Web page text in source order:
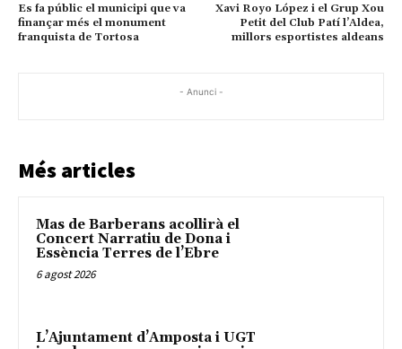
Es fa públic el municipi que va
finançar més el monument
franquista de Tortosa
Xavi Royo López i el Grup Xou
Petit del Club Patí l’Aldea,
millors esportistes aldeans
- Anunci -
Més articles
Mas de Barberans acollirà el
Concert Narratiu de Dona i
Essència Terres de l’Ebre
6 agost 2026
L’Ajuntament d’Amposta i UGT